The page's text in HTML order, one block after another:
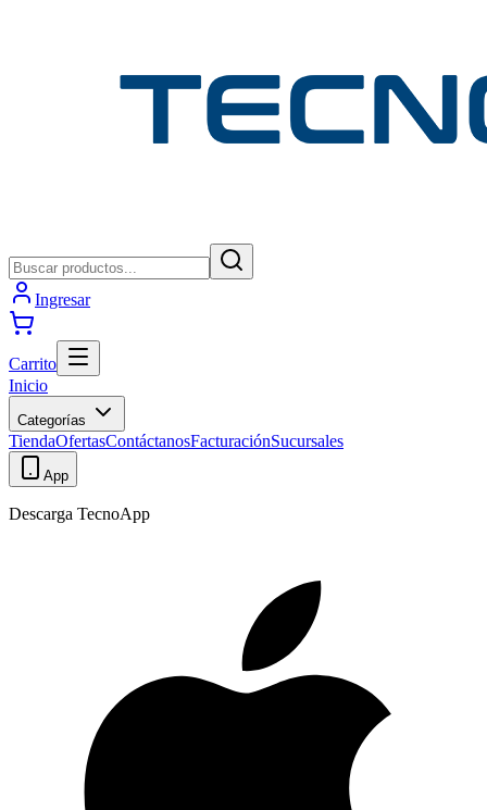
Ingresar
Carrito
Inicio
Categorías
TiendaOfertasContáctanosFacturaciónSucursales
App
Descarga TecnoApp